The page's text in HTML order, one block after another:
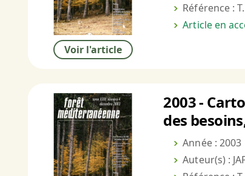
Voir l'article
Référence :
Article en
2003 -
des
Année : 2003
Auteur(s) :